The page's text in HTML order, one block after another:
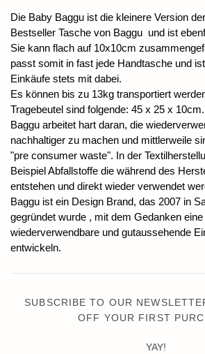
Die Baby Baggu ist die kleinere Version
Bestseller Tasche von Baggu und ist
Sie kann flach auf 10x10cm
passt somit in fast jede Handtasche und
Einkäufe stets mit dabei.
Es können bis zu 13kg transportiert
Tragebeutel sind folgende: 45 x 25 x 10cm.
Baggu arbeitet hart daran, die
nachhaltiger zu machen und mittlerweile
"pre consumer waste". In der
Beispiel Abfallstoffe die während des
entstehen und direkt wieder verwendet
Baggu ist ein Design Brand, das 2007 in
gegründet wurde , mit dem Gedanken eine
wiederverwendbare und gutaussehende
entwickeln.
SUBSCRIBE TO OUR
OFF YOUR FIRST
YAY!